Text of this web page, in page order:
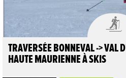

TRAVERSÉE BONNEVAL -> VAL
HAUTE MAURIENNE À SKIS